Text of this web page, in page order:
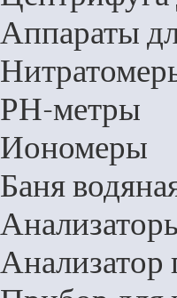
Аппараты
РН-метры
Иономеры
Баня
Анализатор